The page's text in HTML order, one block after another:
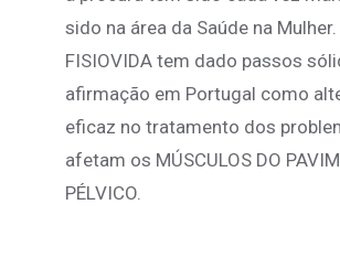
sido na área da Saúde na Mulher.
FISIOVIDA tem dado passos
afirmação em Portugal como
eficaz no tratamento dos
afetam os MÚSCULOS DO
PÉLVICO.